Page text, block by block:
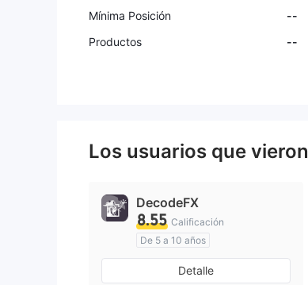
Mínima Posición
--
Productos
--
Los usuarios que vieron
DecodeFX
8.55 Calificación
De 5 a 10 años
Supervisión en Australia
Detalle